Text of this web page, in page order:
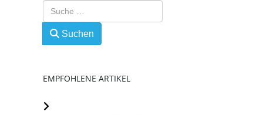
Suchen
EMPFOHLENE ARTIKEL